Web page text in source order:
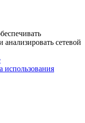
сетевой
использования